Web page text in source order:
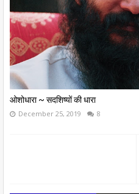
ओशोधारा ~ सदशिष्यों की धारा
December 25, 2019 8